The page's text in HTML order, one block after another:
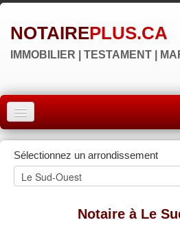
NOTAIREPLUS.CA
IMMOBILIER | TESTAMENT |
ACCUEIL
MONTRÉAL
QUÉBEC
Sélectionnez un arrondissement
Notaire à Le